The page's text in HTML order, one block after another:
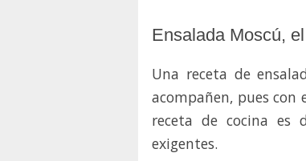
Ensalada Moscú,
Una receta de
acompañen, pues con
receta de cocina es
exigentes.